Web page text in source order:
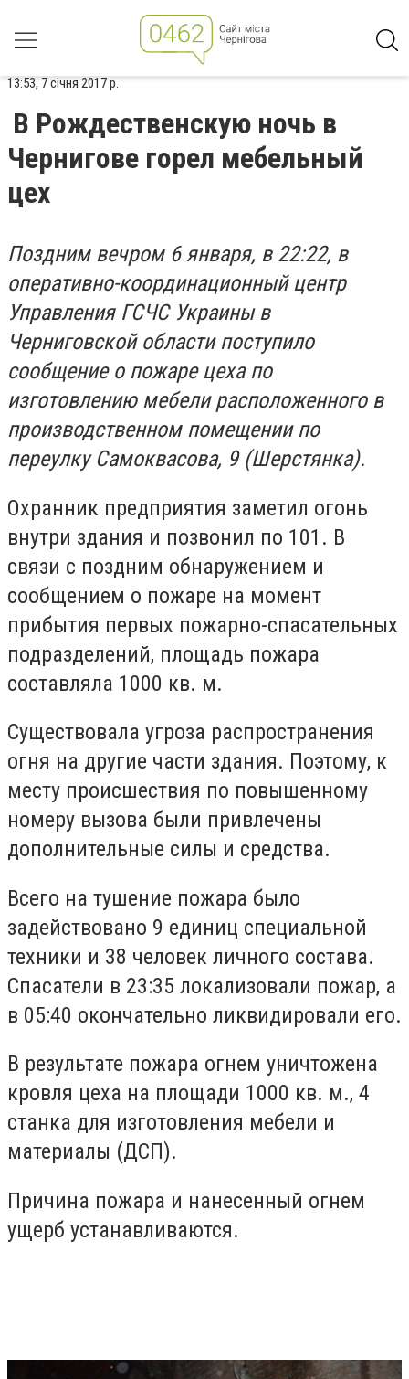
13:53, 7 січня 2017 р.
В Рождественскую ночь в
Чернигове горел мебельный
цех
Поздним вечром 6 января, в 22:22, в
оперативно-координационный центр
Управления ГСЧС Украины в
Черниговской области поступило
сообщение о пожаре цеха по
изготовлению мебели расположенного в
производственном помещении по
переулку Самоквасова, 9 (Шерстянка).
Охранник предприятия заметил огонь
внутри здания и позвонил по 101. В
связи с поздним обнаружением и
сообщением о пожаре на момент
прибытия первых пожарно-спасательных
подразделений, площадь пожара
составляла 1000 кв. м.
Существовала угроза распространения
огня на другие части здания. Поэтому, к
месту происшествия по повышенному
номеру вызова были привлечены
дополнительные силы и средства.
Всего на тушение пожара было
задействовано 9 единиц специальной
техники и 38 человек личного состава.
Спасатели в 23:35 локализовали пожар, а
в 05:40 окончательно ликвидировали его.
В результате пожара огнем уничтожена
кровля цеха на площади 1000 кв. м., 4
станка для изготовления мебели и
материалы (ДСП).
Причина пожара и нанесенный огнем
ущерб устанавливаются.